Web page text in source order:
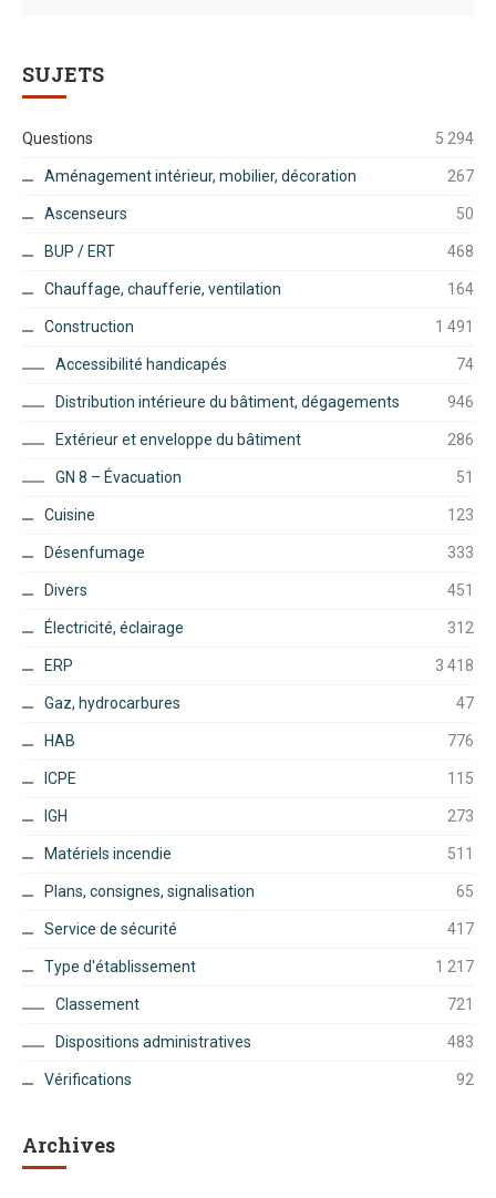
SUJETS
Questions 5 294
Aménagement intérieur, mobilier, décoration 267
Ascenseurs 50
BUP / ERT 468
Chauffage, chaufferie, ventilation 164
Construction 1 491
Accessibilité handicapés 74
Distribution intérieure du bâtiment, dégagements 946
Extérieur et enveloppe du bâtiment 286
GN 8 – Évacuation 51
Cuisine 123
Désenfumage 333
Divers 451
Électricité, éclairage 312
ERP 3 418
Gaz, hydrocarbures 47
HAB 776
ICPE 115
IGH 273
Matériels incendie 511
Plans, consignes, signalisation 65
Service de sécurité 417
Type d'établissement 1 217
Classement 721
Dispositions administratives 483
Vérifications 92
Archives